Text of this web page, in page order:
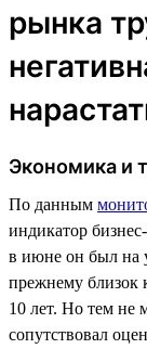
рынка
Экономика и
По данным
индикатор
в июне он был на
прежнему близок
10 лет. Но тем не
сопутствовал